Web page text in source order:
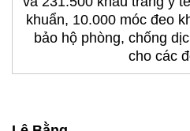
khuẩn, 10.000 móc đeo
bảo hộ phòng, chống
cho các